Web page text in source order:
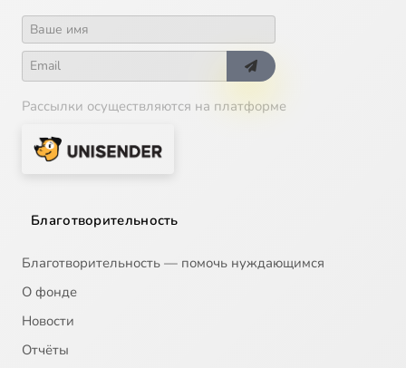
Рассылки осуществляются на платформе
Благотворительность
Благотворительность — помочь нуждающимся
О фонде
Новости
Отчёты